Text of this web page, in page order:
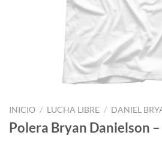
INICIO / LUCHA LIBRE / DANIEL
Polera Bryan Danielson –